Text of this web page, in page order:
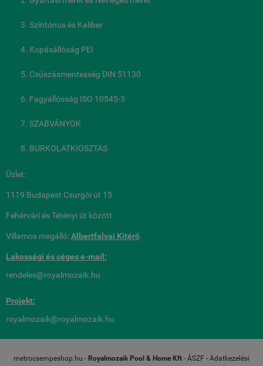
Színtónus és Kaliber
Kopásállóság PEI
Csúszásmentesség DIN 51130
Fagyállósság ISO 10545-3
SZABVÁNYOK
BURKOLATKIOSZTÁS
Üzlet:
1119 Budapest Csurgói út 15
Fehérvári és Tétényi út között
Villamos megálló:Albertfalvai Kitérő
Lakossági és cégese-mail:
rendeles@royalmozaik.hu
Projekt:
royalmozaik@royalmozaik.hu
metrocsempeshop.hu - Royalmozaik Pool & Home Kft - ÁSZF - Adatkezelési